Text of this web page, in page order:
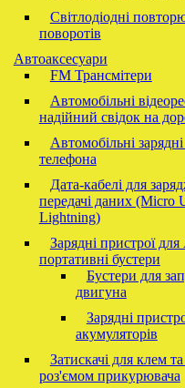
Світлодіодні
поворотів
Автоаксесуари
FM Трансмітери
Автомобільні
надійний свідок на
Автомобільні
телефона
Дата-кабелі для
передачі даних (Micro
Lightning)
Зарядні пристрої
портативні бустери
Бустери для
двигуна
Зарядні
акумуляторів
Затискачі для клем та
роз'ємом прикурювача